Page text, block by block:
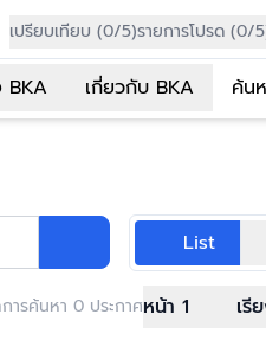
เปรียบเทียบ (0/5)รายการโปรด (0/
BKA เกี่ยวกับ BKA ค้น
List
ารค้นหา 0 ประกาศหน้า 1 เรี